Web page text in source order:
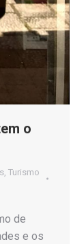
o
Turismo
de
e os